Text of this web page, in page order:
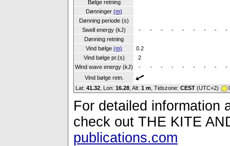
Bølge retning
Dønninger (m)
Dønning periode (s)
Swell energy (kJ)
- - - - - - - -
-
Dønning retning
Vind bølge (m)
0.2
Vind bølge pr.(s)
2
Wind wave energy (kJ)
- - - - - - - -
-
Vind bølge retn.
Lat: 41.32 , Lon: 16.28 Alt: 1 m , Tidszone: CEST (UTC+2)
For detailed information
check out THE KITE
publications.com